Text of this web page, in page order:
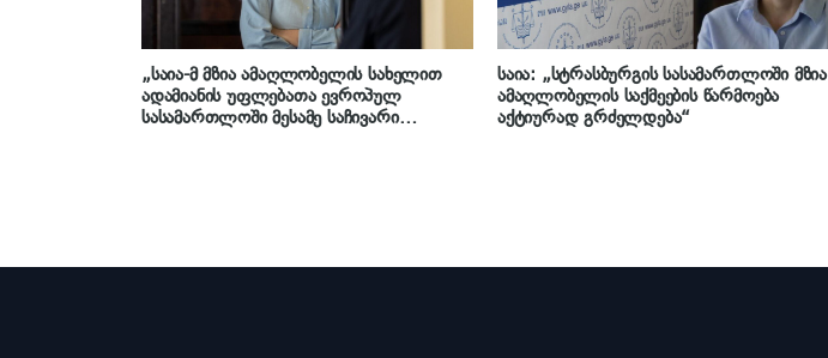
„საია-მ მზია ამაღლობელის სახელით
ადამიანის უფლებათა ევროპულ
სასამართლოში მესამე საჩივარი
საია: „სტრასბურგის სასამართლოში მზია
ამაღლობელის საქმეების წარმოება
აქტიურად გრძელდება“